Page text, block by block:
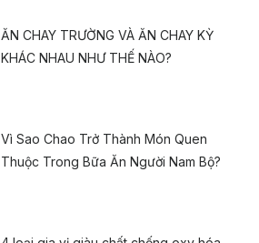
ĂN CHAY TRƯỜNG VÀ ĂN CHAY KỲ
KHÁC NHAU NHƯ THẾ NÀO?
Vì Sao Chao Trở Thành Món Quen
Thuộc Trong Bữa Ăn Người Nam Bộ?